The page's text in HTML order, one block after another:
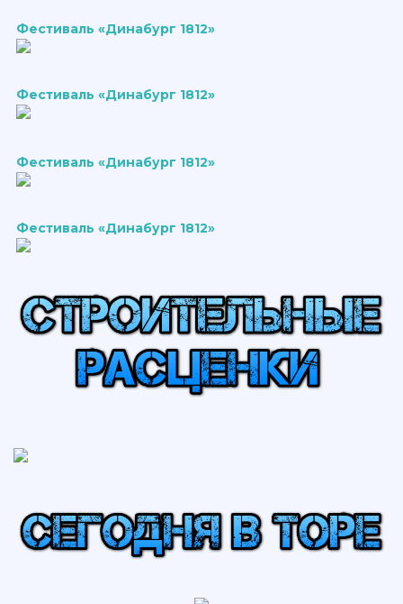
Фестиваль «Динабург 1812»
Фестиваль «Динабург 1812»
Фестиваль «Динабург 1812»
Фестиваль «Динабург 1812»